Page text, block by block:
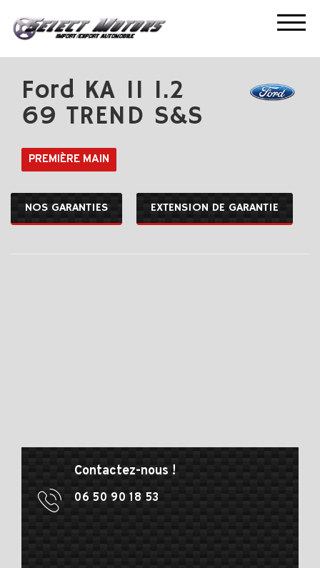
ACCUEIL
NOS OCCASIONS
FORD KA II 1.2 69 TREND S&S
Ford KA II 1.2
69 TREND S&S
PREMIÈRE MAIN
NOS GARANTIES EXTENSION DE GARANTIE
Contactez-nous !
06 50 90 18 53